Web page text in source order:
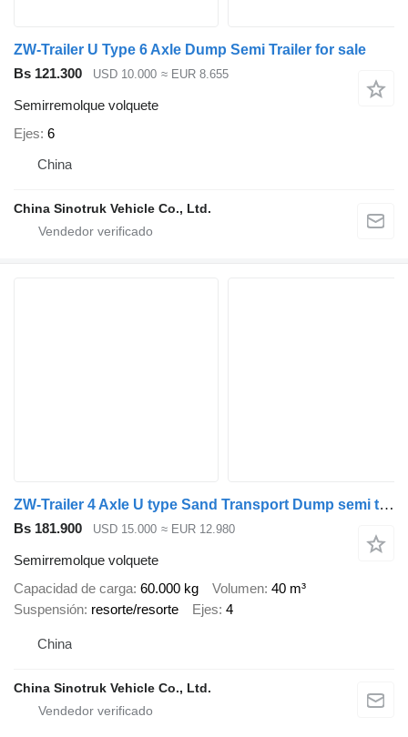
ZW-Trailer U Type 6 Axle Dump Semi Trailer for sale
Bs 121.300
USD 10.000 ≈ EUR 8.655
Semirremolque volquete
Ejes 6
China
China Sinotruk Vehicle Co., Ltd.
ZW-Trailer 4 Axle U type Sand Transport Dump semi trailer for Guinea
Bs 181.900 USD 15.000 ≈ EUR 12.980
Semirremolque volquete
Capacidad de carga 60.000 kg Volumen 40 m³
Suspensión resorte/resorte Ejes 4
China
China Sinotruk Vehicle Co., Ltd.